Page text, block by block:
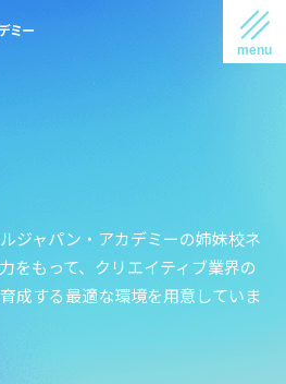
ジャパン・アカデミーの姉妹校ネ
をもって、 クリエイティブ業界の
成する最適な環境を用意していま